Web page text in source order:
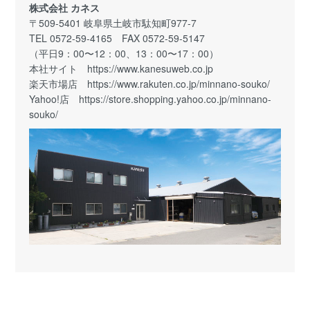
株式会社 カネス
〒509-5401 岐阜県土岐市駄知町977-7
TEL 0572-59-4165 FAX 0572-59-5147
（平日9：00〜12：00、13：00〜17：00）
本社サイト https://www.kanesuweb.co.jp
楽天市場店 https://www.rakuten.co.jp/minnano-souko/
Yahoo!店 https://store.shopping.yahoo.co.jp/minnano-
souko/